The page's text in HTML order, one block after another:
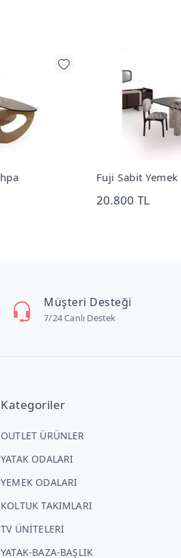
Fuji Sabit Yemek Masası
Müşteri Desteği
7/24 Canlı Destek
Kategoriler
OUTLET ÜRÜNLER
YATAK ODALARI
YEMEK ODALARI
KOLTUK TAKIMLARI
TV ÜNİTELERİ
YATAK-BAZA-BAŞLIK